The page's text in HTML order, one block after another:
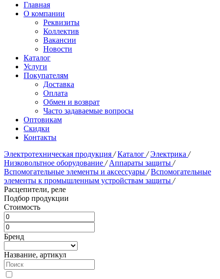
Главная
О компании
Реквизиты
Коллектив
Вакансии
Новости
Каталог
Услуги
Покупателям
Доставка
Оплата
Обмен и возврат
Часто задаваемые вопросы
Оптовикам
Скидки
Контакты
Электротехническая продукция / Каталог / Электрика /
Низковольтное оборудование / Аппараты защиты /
Вспомогательные элементы и аксессуары / Вспомогательные
элементы к промышленным устройствам защиты /
Расцепители, реле
Подбор продукции
Стоимость
Бренд
Название, артикул